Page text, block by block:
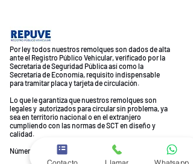
Por ley todos nuestros remolques son dados de alta
ante el Registro Público Vehicular, verificado por la
Secretaría de Seguridad Pública así como la
Secretaría de Economía, requisito indispensable
para tramitar placa y tarjeta de circulación.
Lo que le garantiza que nuestros remolques son
legales y autorizados para circular sin problema, ya
sea en territorio nacional o en el extranjero
cumpliendo con las normas de SCT en diseño y
calidad.
Número DUNS ® DNB *
81-278-4872
Contacto Llamar Whatsapp